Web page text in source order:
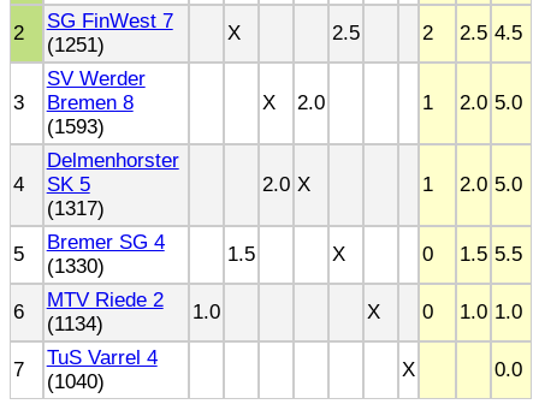
2
SG FinWest 7
(1251)
X 2.5 2 2.5 4.5
3
SV Werder
Bremen 8
(1593)
X 2.0 1 2.0 5.0
4
Delmenhorster
SK 5
(1317)
2.0 X 1 2.0 5.0
5
Bremer SG 4
(1330)
1.5 X 0 1.5 5.5
6
MTV Riede 2
(1134)
1.0 X 0 1.0 1.0
7
TuS Varrel 4
(1040)
X 0.0